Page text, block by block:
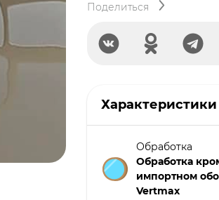
Поделиться
Характеристики
Обработка
Обработка
импортном
Vertmax